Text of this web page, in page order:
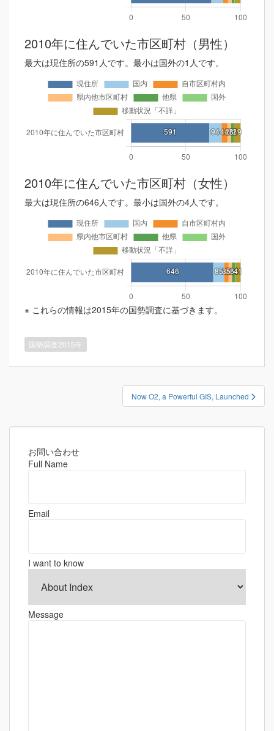
2010年に住んでいた市区町村（男性）
最大は現住所の591人です。最小は国外の1人です。
2010年に住んでいた市区町村（女性）
最大は現住所の646人です。最小は国外の4人です。
※ これらの情報は2015年の国勢調査に基づきます。
国勢調査2015年
ナ
Now O2, a Powerful GIS, Launched
お問い合わせ
Full Name
Email
I want to know
Message